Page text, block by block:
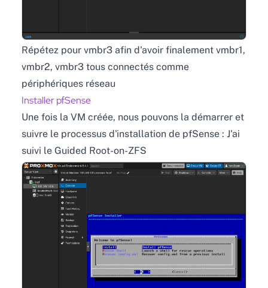
Répétez pour vmbr3 afin d'avoir finalement vmbr1,
vmbr2, vmbr3 tous connectés comme
périphériques réseau
Installer pfSense
Une fois la VM créée, nous pouvons la démarrer et
suivre le processus d'installation de pfSense : J'ai
suivi le Guided Root-on-ZFS